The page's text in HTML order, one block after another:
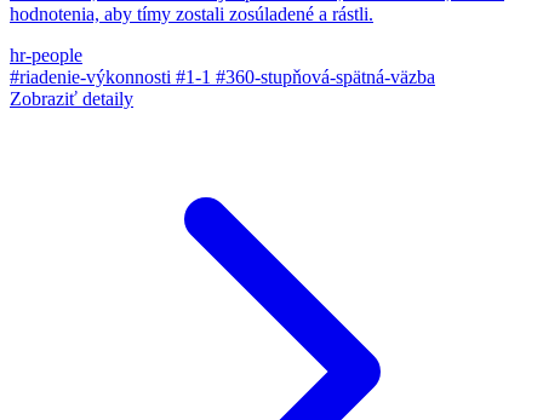
hodnotenia, aby tímy zostali zosúladené a rástli.
hr-people
#riadenie-výkonnosti #1-1 #360-stupňová-spätná-väzba
Zobraziť detaily